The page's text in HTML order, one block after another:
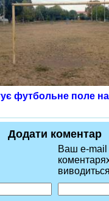
футбольне поле
Додати коментар
Ваш e-mail